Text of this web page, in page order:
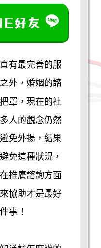
有最完善的服
外，婚姻的諮
罩，現在的社
人的觀念仍然
免外揚，結果
免這種狀況，
推廣諮詢方面
協助才是最好
事！